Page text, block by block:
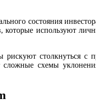
состояния
которые используют
столкнуться с
схемы